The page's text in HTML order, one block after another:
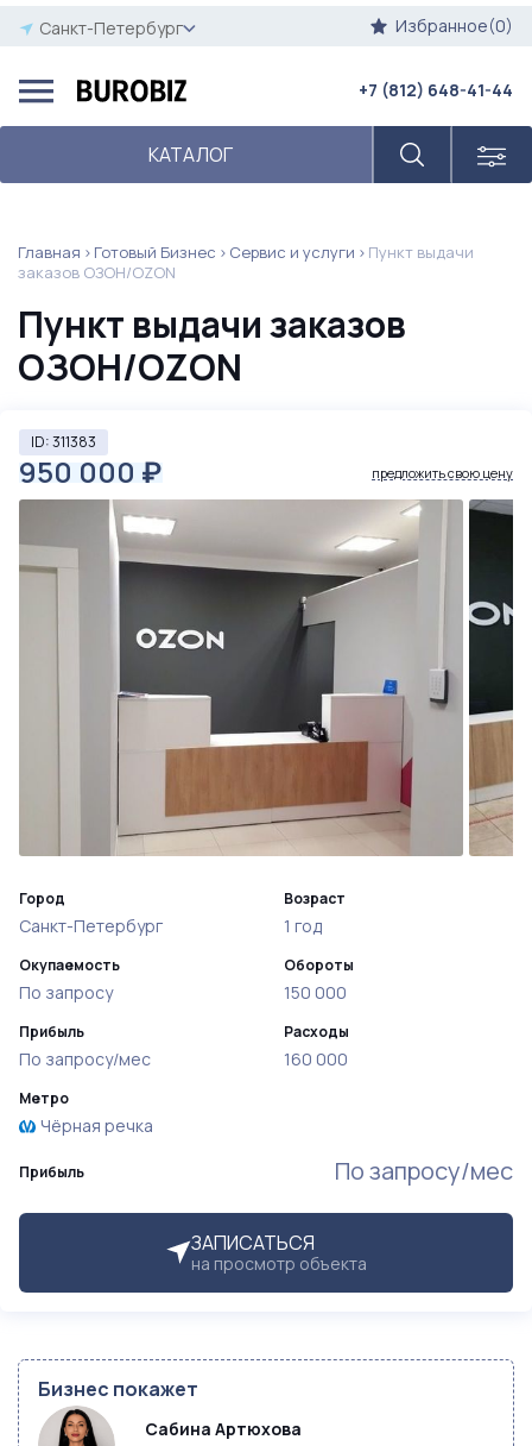
Санкт-Петербург Избранное(0)
КАТАЛОГ
+7 (812) 648-41-44
Главная Готовый Бизнес Сервис и услуги
Пункт выдачи
заказов ОЗОН/OZON
Пункт выдачи заказов
ОЗОН/OZON
ID: 311383
950 000 ₽ предложить свою цену
Прибыль По запросу/мес
ЗАПИСАТЬСЯ
на просмотр объекта
Город
Санкт-Петербург
Окупаемость
По запросу
Прибыль
По запросу/мес
Возраст
1 год
Обороты
150 000
Расходы
160 000
Метро
Чёрная речка
Бизнес покажет
Сабина Артюхова